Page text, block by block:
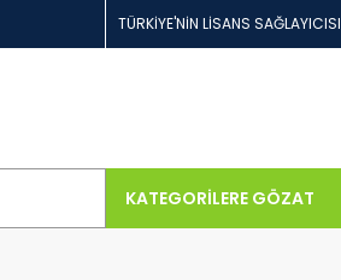
TÜRKİYE'NİN LİSANS SAĞLAYICISI
KATEGORILERE GÖZAT